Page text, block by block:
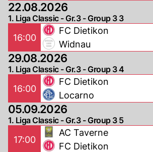
22.08.2026
1. Liga Classic - Gr.3 - Group 3 3
16:00
FC Dietikon
Widnau
29.08.2026
1. Liga Classic - Gr.3 - Group 3 4
16:00
FC Dietikon
Locarno
05.09.2026
1. Liga Classic - Gr.3 - Group 3 5
17:00
AC Taverne
FC Dietikon